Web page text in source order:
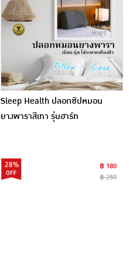
Sleep Health ปลอกซิปหมอน
ยางพาราสีเทา รุ่นฮาร์ท
28%
฿ 180
฿ 250